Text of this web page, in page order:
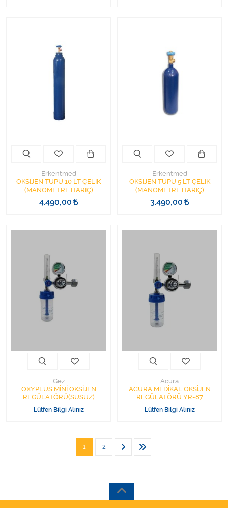
Erkentmed
OKSİJEN TÜPÜ 10 LT ÇELİK
(MANOMETRE HARİÇ)
4.490,00
Erkentmed
OKSİJEN TÜPÜ 5 LT ÇELİK
(MANOMETRE HARİÇ)
3.490,00
Gez
OXYPLUS MİNİ OKSİJEN
REGÜLATÖRÜ(SUSUZ)
MANOMETRE
Lütfen Bilgi Alınız
Acura
ACURA MEDİKAL OKSİJEN
REGÜLATÖRÜ YR-87
MANOMETRE AC112
Lütfen Bilgi Alınız
1 2